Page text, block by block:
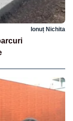
Ionuț Nichita